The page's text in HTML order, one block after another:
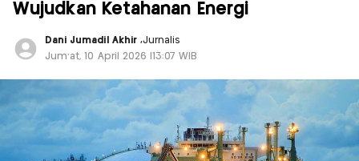
Wujudkan Ketahanan Energi
Dani Jumadil Akhir ,Jurnalis
Jum'at, 10 April 2026 |13:07 WIB